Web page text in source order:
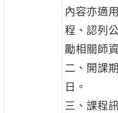
內容亦適
程、認列
勵相關師
二、開課
日。
三、課程